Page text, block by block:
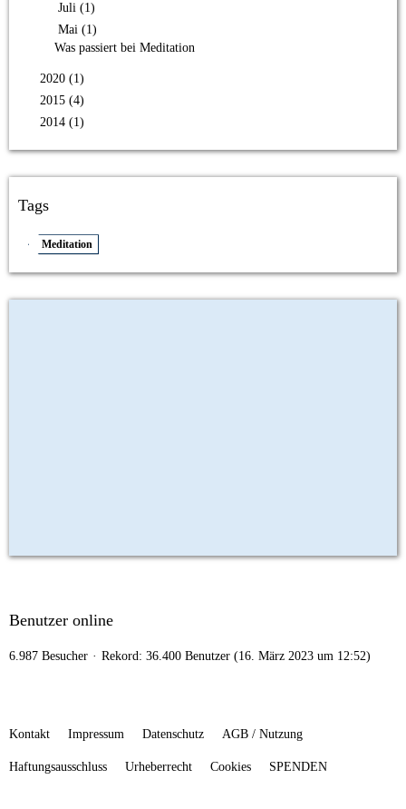
Juli (1)
Mai (1)
Was passiert bei Meditation
2020 (1)
2015 (4)
2014 (1)
Tags
Meditation
Benutzer online
6.987 Besucher Rekord: 36.400 Benutzer (16. März 2023 um 12:52)
Kontakt Impressum Datenschutz AGB / Nutzung
Haftungsausschluss Urheberrecht Cookies SPENDEN